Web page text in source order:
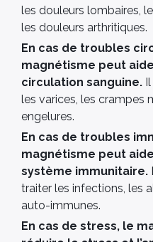
les douleurs lombaires,
les douleurs arthritiques.
En cas de troubles
magnétisme peut
circulation sanguine.
les varices, les crampes
engelures.
En cas de troubles
magnétisme peut
système immunitaire.
traiter les infections, les
auto-immunes.
En cas de stress, le